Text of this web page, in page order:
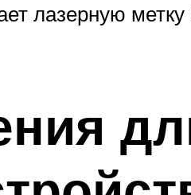
лазерную метку